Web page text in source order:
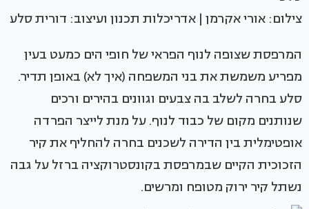
צילום: אורי אקרמן | אדריכלות תכנון ועיצוב: דורית סלע
המרפסת שצופה לנוף הפראי של חופי הים כמעט בעין
מפריע משמשת את בני המשפחה (איך לא) באופן תדיר.
סלע בחרה לשלב בה צבעים וגוונים בהירים ורכים
שנותנים מקום של כבוד לנוף. על מנת לייצר הפרדה
אופטימלית בין הדירה לשכנים בחרה להחליף את קיר
הזכוכית הקיים שבמרפסת בקונסטרוקציה ברזל על גבה
נשתל קיר ירוק מטופח ומרשים.